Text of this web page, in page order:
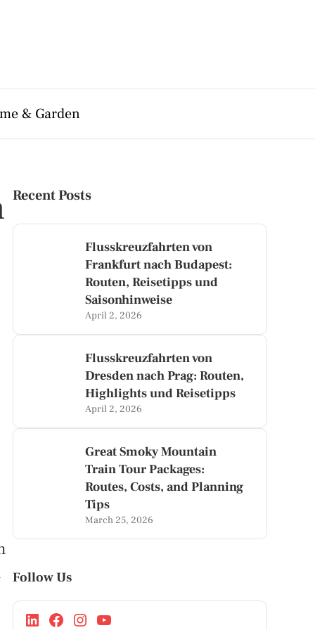
& Garden
Recent Posts
Flusskreuzfahrten von
Frankfurt nach Budapest:
Routen, Reisetipps und
Saisonhinweise
April 2, 2026
Flusskreuzfahrten von
Dresden nach Prag: Routen,
Highlights und Reisetipps
April 2, 2026
Great Smoky Mountain
Train Tour Packages:
Routes, Costs, and Planning
Tips
March 25, 2026
Follow Us